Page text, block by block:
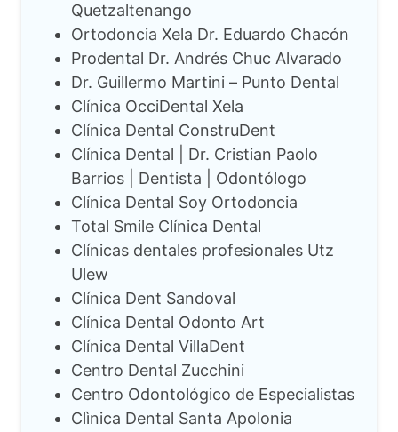
Quetzaltenango
Ortodoncia Xela Dr. Eduardo Chacón
Prodental Dr. Andrés Chuc Alvarado
Dr. Guillermo Martini – Punto Dental
Clínica OcciDental Xela
Clínica Dental ConstruDent
Clínica Dental | Dr. Cristian Paolo
Barrios | Dentista | Odontólogo
Clínica Dental Soy Ortodoncia
Total Smile Clínica Dental
Clínicas dentales profesionales Utz
Ulew
Clínica Dent Sandoval
Clínica Dental Odonto Art
Clínica Dental VillaDent
Centro Dental Zucchini
Centro Odontológico de Especialistas
Clìnica Dental Santa Apolonia